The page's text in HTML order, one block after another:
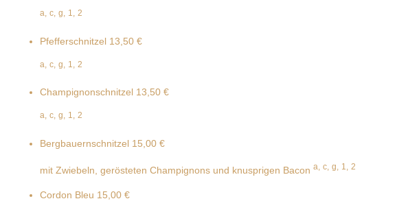
a, c, g, 1, 2
Pfefferschnitzel 13,50 €
a, c, g, 1, 2
Champignonschnitzel 13,50 €
a, c, g, 1, 2
Bergbauernschnitzel 15,00 €
mit Zwiebeln, gerösteten Champignons und knusprigen Bacon a, c, g, 1, 2
Cordon Bleu 15,00 €